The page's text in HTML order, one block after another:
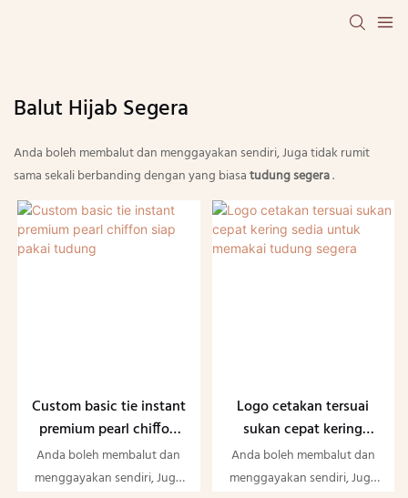
Balut Hijab Segera
Anda boleh membalut dan menggayakan sendiri, Juga tidak rumit
sama sekali berbanding dengan yang biasatudung segera.
Custom basic tie instant
premium pearl chiffon
siap pakai tudung
Anda boleh membalut dan
menggayakan sendiri, Juga
Logo cetakan tersuai
sukan cepat kering
sedia untuk memakai
tudung segera
Anda boleh membalut dan
menggayakan sendiri, Juga